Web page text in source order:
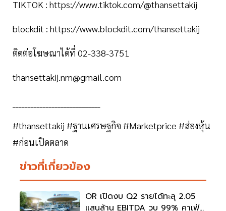
TIKTOK : https://www.tiktok.com/@thansettakij
blockdit : https://www.blockdit.com/thansettakij
ติดต่อโฆษณาได้ที่ 02-338-3751
thansettakij.nm@gmail.com
#thansettakij #ฐานเศรษฐกิจ #Marketprice #ส่องหุ้น
#ก่อนเปิดตลาด
ข่าวที่เกี่ยวข้อง
OR เปิดงบ Q2 รายได้ทะลุ 2.05
แสนล้าน EBITDA วูบ 99% คาเฟ่อ